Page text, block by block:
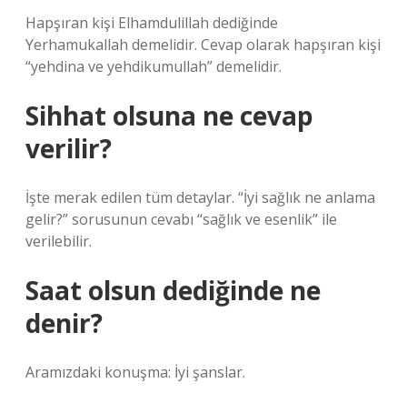
Hapşıran kişi Elhamdulillah dediğinde
Yerhamukallah demelidir. Cevap olarak hapşıran kişi
“yehdina ve yehdikumullah” demelidir.
Sihhat olsuna ne cevap
verilir?
İşte merak edilen tüm detaylar. “İyi sağlık ne anlama
gelir?” sorusunun cevabı “sağlık ve esenlik” ile
verilebilir.
Saat olsun dediğinde ne
denir?
Aramızdaki konuşma: İyi şanslar.